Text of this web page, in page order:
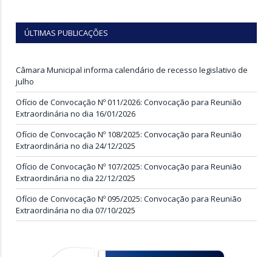
ÚLTIMAS PUBLICAÇÕES
Câmara Municipal informa calendário de recesso legislativo de
julho
Ofício de Convocação Nº 011/2026: Convocação para Reunião
Extraordinária no dia 16/01/2026
Ofício de Convocação Nº 108/2025: Convocação para Reunião
Extraordinária no dia 24/12/2025
Ofício de Convocação Nº 107/2025: Convocação para Reunião
Extraordinária no dia 22/12/2025
Ofício de Convocação Nº 095/2025: Convocação para Reunião
Extraordinária no dia 07/10/2025